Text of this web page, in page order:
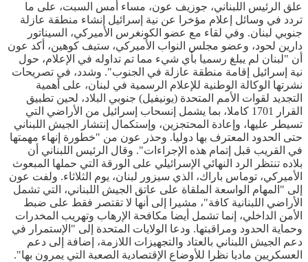
علق الرئيس اللبناني، جوزيف عون، مساء أمس السبت، على ما
تردد في وسائل إعلام مؤخرا عن نية إسرائيل إنشاء منطقة عازلة
جنوبي لبنان. وفي لقاء مع عضو الكونغرس الأميركي، السيناتور
دارين لحود، وعضو مجلس النواب الأميركي، ستيف كوهين، أكد عون
أن "لبنان لم يبلغ رسميا بأي شيء مما تم تداوله في الإعلام، حول
نية إسرائيل إقامة منطقة عازلة في الجنوب". وشدد، في تصريحات
نشرتها الوكالة الوطنية للإعلام الرسمية في لبنان، على أهمية
التجديد لقوات الأمم المتحدة (يونيفيل) جنوبي البلاد، لحين تطبيق
القرار 1701 كاملا، بما يشمل إنسحاب إسرائيل من الأراضي التي
تسيطر عليها، وإعادة المحتجزين، وإستكمال إنتشار الجيش اللبناني
حتى الحدود المعترف بها دوليا. وحذر عون من "خطورة إنهاء مهمتها
في القريب قبل إتمام هذه الإجراءات". وقال الرئيس اللبناني أن
بلاده تنتظر الرد النهائي الإسرائيلي على الورقة التي حملها المبعوث
الأميركي، توماس باراك، الذي سيزور لبنان، يوم الثلاثاء. ولفت عون
إلى "المهام الواسعة الملقاة على عاتق الجيش اللبناني، التي تشمل
الأراضي اللبنانية كافة"، مشيرا إلى أنها لا تقتصر فقط على ضبط
الأمن الداخلي، إنما تشمل أيضا مكافحة الإرهاب وتهريب المخدرات
وحماية الحدود ومراقبتها. ودعا الولايات المتحدة إلى "الإستمرار في
دعم الجيش اللبناني بالعتاد والتجهيزات اللازمة، إضافة إلى دعم
العسكريين ماديا نظرا للأوضاع الإقتصادية الصعبة التي يمرون بها".